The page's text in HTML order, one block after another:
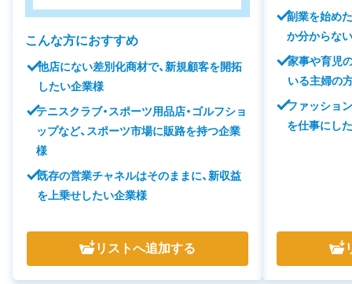
こんな方におすすめ
他店にない差別化商材で、新規顧客を開拓
したい企業様
テニスクラブ・スポーツ用品店・ゴルフショ
ップなど、スポーツ市場に販路を持つ企業
様
既存の営業チャネルはそのままに、新収益
を上乗せしたい企業様
リストへ追加する
副業を始め
か分からない
家事や育児
いる主婦の
ファッショ
を仕事にし